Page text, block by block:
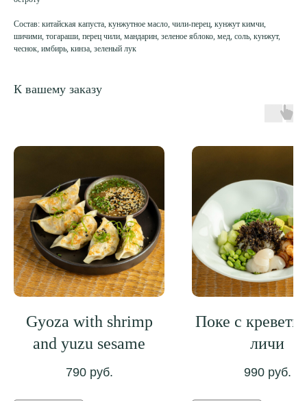
Состав: китайская капуста, кунжутное масло, чили-перец, кунжут кимчи,
шичими, тогараши, перец чили, мандарин, зеленое яблоко, мед, соль, кунжут,
чеснок, имбирь, кинза, зеленый лук
К вашему заказу
Gyoza with shrimp
and yuzu sesame
790 руб.
Поке с
личи
990 руб.